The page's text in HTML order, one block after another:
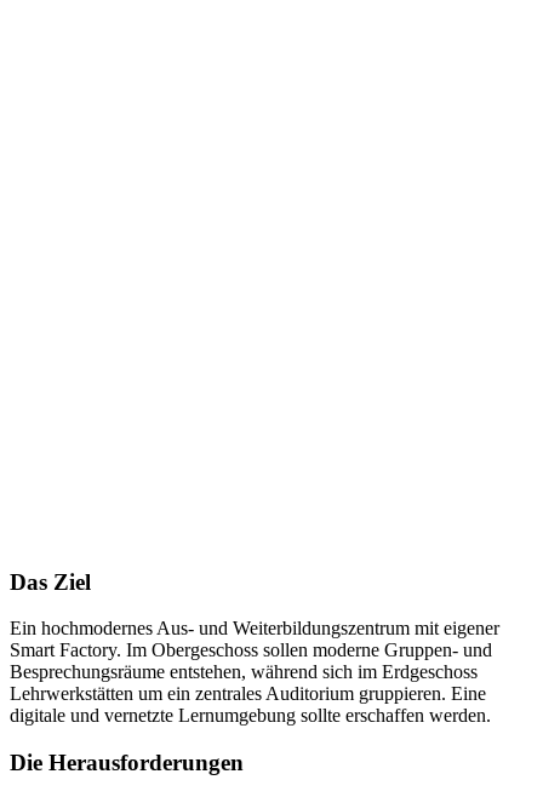
Das Ziel
Ein hochmodernes Aus- und Weiterbildungszentrum mit eigener
Smart Factory. Im Obergeschoss sollen moderne Gruppen- und
Besprechungsräume entstehen, während sich im Erdgeschoss
Lehrwerkstätten um ein zentrales Auditorium gruppieren. Eine
digitale und vernetzte Lernumgebung sollte erschaffen werden.
Die Herausforderungen